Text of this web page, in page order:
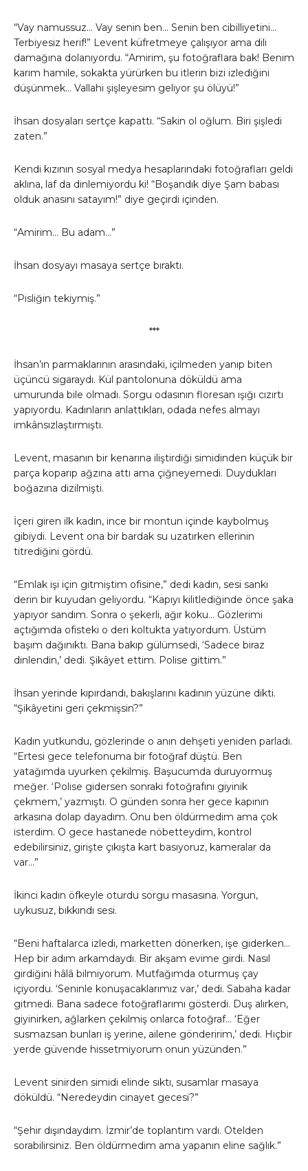
“Vay namussuz… Vay senin ben… Senin ben cibilliyetini…
Terbiyesiz herif!” Levent küfretmeye çalışıyor ama dili
damağına dolanıyordu. “Amirim, şu fotoğraflara bak! Benim
karım hamile, sokakta yürürken bu itlerin bizi izlediğini
düşünmek… Vallahi şişleyesim geliyor şu ölüyü!”
İhsan dosyaları sertçe kapattı. “Sakin ol oğlum. Biri şişledi
zaten.”
Kendi kızının sosyal medya hesaplarındaki fotoğrafları geldi
aklına, laf da dinlemiyordu ki! “Boşandık diye Şam babası
olduk anasını satayım!” diye geçirdi içinden.
“Amirim… Bu adam…”
İhsan dosyayı masaya sertçe bıraktı.
“Pisliğin tekiymiş.”
***
İhsan’ın parmaklarının arasındaki, içilmeden yanıp biten
üçüncü sigaraydı. Kül pantolonuna döküldü ama
umurunda bile olmadı. Sorgu odasının floresan ışığı cızırtı
yapıyordu. Kadınların anlattıkları, odada nefes almayı
imkânsızlaştırmıştı.
Levent, masanın bir kenarına iliştirdiği simidinden küçük bir
parça koparıp ağzına attı ama çiğneyemedi. Duydukları
boğazına dizilmişti.
İçeri giren ilk kadın, ince bir montun içinde kaybolmuş
gibiydi. Levent ona bir bardak su uzatırken ellerinin
titrediğini gördü.
“Emlak işi için gitmiştim ofisine,” dedi kadın, sesi sanki
derin bir kuyudan geliyordu. “Kapıyı kilitlediğinde önce şaka
yapıyor sandım. Sonra o şekerli, ağır koku… Gözlerimi
açtığımda ofisteki o deri koltukta yatıyordum. Üstüm
başım dağınıktı. Bana bakıp gülümsedi, ‘Sadece biraz
dinlendin,’ dedi. Şikâyet ettim. Polise gittim.”
İhsan yerinde kıpırdandı, bakışlarını kadının yüzüne dikti.
“Şikâyetini geri çekmişsin?”
Kadın yutkundu, gözlerinde o anın dehşeti yeniden parladı.
“Ertesi gece telefonuma bir fotoğraf düştü. Ben
yatağımda uyurken çekilmiş. Başucumda duruyormuş
meğer. ‘Polise gidersen sonraki fotoğrafını giyinik
çekmem,’ yazmıştı. O günden sonra her gece kapının
arkasına dolap dayadım. Onu ben öldürmedim ama çok
isterdim. O gece hastanede nöbetteydim, kontrol
edebilirsiniz, girişte çıkışta kart basıyoruz, kameralar da
var…”
İkinci kadın öfkeyle oturdu sorgu masasına. Yorgun,
uykusuz, bıkkındı sesi.
“Beni haftalarca izledi, marketten dönerken, işe giderken…
Hep bir adım arkamdaydı. Bir akşam evime girdi. Nasıl
girdiğini hâlâ bilmiyorum. Mutfağımda oturmuş çay
içiyordu. ‘Seninle konuşacaklarımız var,’ dedi. Sabaha kadar
gitmedi. Bana sadece fotoğraflarımı gösterdi. Duş alırken,
giyinirken, ağlarken çekilmiş onlarca fotoğraf… ‘Eğer
susmazsan bunları iş yerine, ailene gönderirim,’ dedi. Hiçbir
yerde güvende hissetmiyorum onun yüzünden.”
Levent sinirden simidi elinde sıktı, susamlar masaya
döküldü. “Neredeydin cinayet gecesi?”
“Şehir dışındaydım. İzmir’de toplantım vardı. Otelden
sorabilirsiniz. Ben öldürmedim ama yapanın eline sağlık.”